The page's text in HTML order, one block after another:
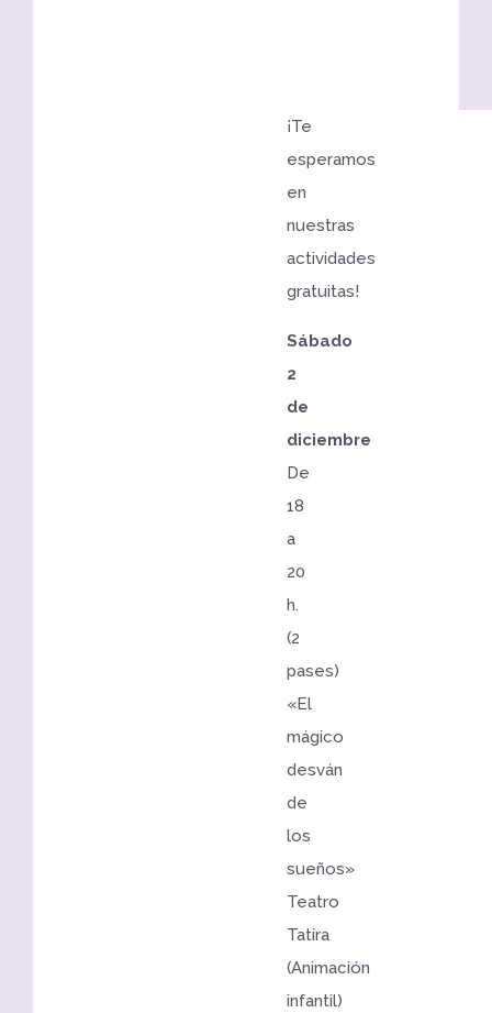
¡Te
esperamos
en
nuestras
actividades
gratuitas!
Sábado
2
de
diciembre
De
18
a
20
h.
(2
pases)
«El
mágico
desván
de
los
sueños»
Teatro
Tatira
(Animación
infantil)